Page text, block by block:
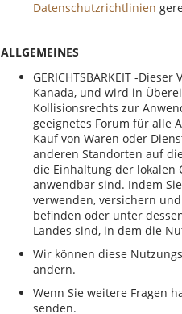
Datenschutzrichtlinien
ALLGEMEINES
GERICHTSBARKEIT -
Kanada, und wird in
Kollisionsrechts zur
geeignetes Forum für alle
Kauf von Waren oder
anderen Standorten auf
die Einhaltung der lokalen
anwendbar sind. Indem
verwenden, versichern
befinden oder unter
Landes sind, in dem die
Wir können diese
ändern.
Wenn Sie weitere Fragen
senden.